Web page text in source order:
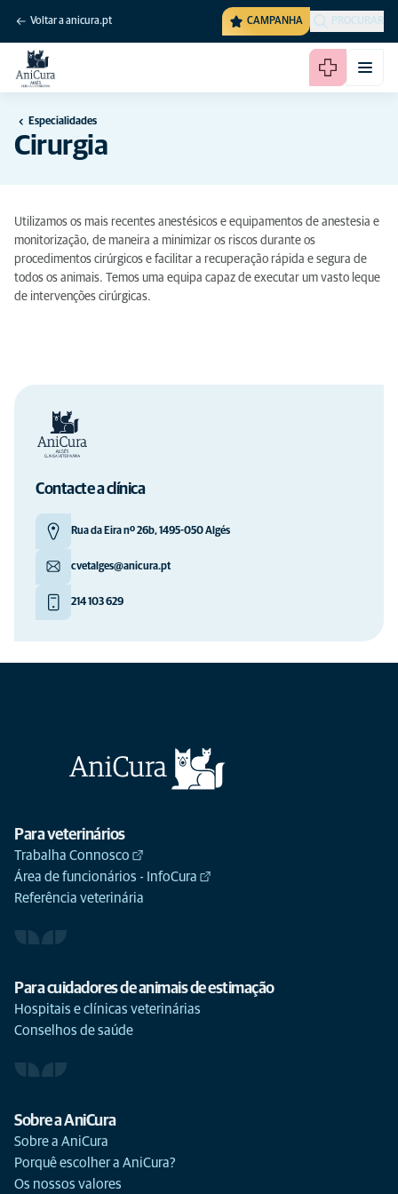
Voltar a anicura.pt CAMPANHA PROCURAR
Especialidades
Cirurgia
Utilizamos os mais recentes anestésicos e equipamentos de anestesia e
monitorização, de maneira a minimizar os riscos durante os
procedimentos cirúrgicos e facilitar a recuperação rápida e segura de
todos os animais. Temos uma equipa capaz de executar um vasto leque
de intervenções cirúrgicas.
Contacte a clínica
Rua da Eira nº 26b, 1495-050 Algés
cvetalges@anicura.pt
214 103 629
Para veterinários
Trabalha Connosco
Área de funcionários - InfoCura
Referência veterinária
Para cuidadores de animais de estimação
Hospitais e clínicas veterinárias
Conselhos de saúde
Sobre a AniCura
Sobre a AniCura
Porquê escolher a AniCura?
Os nossos valores